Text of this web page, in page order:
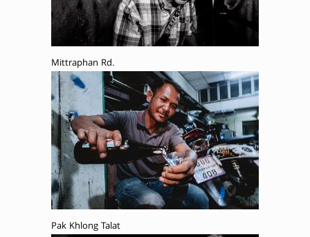
Mittraphan Rd.
Pak Khlong Talat